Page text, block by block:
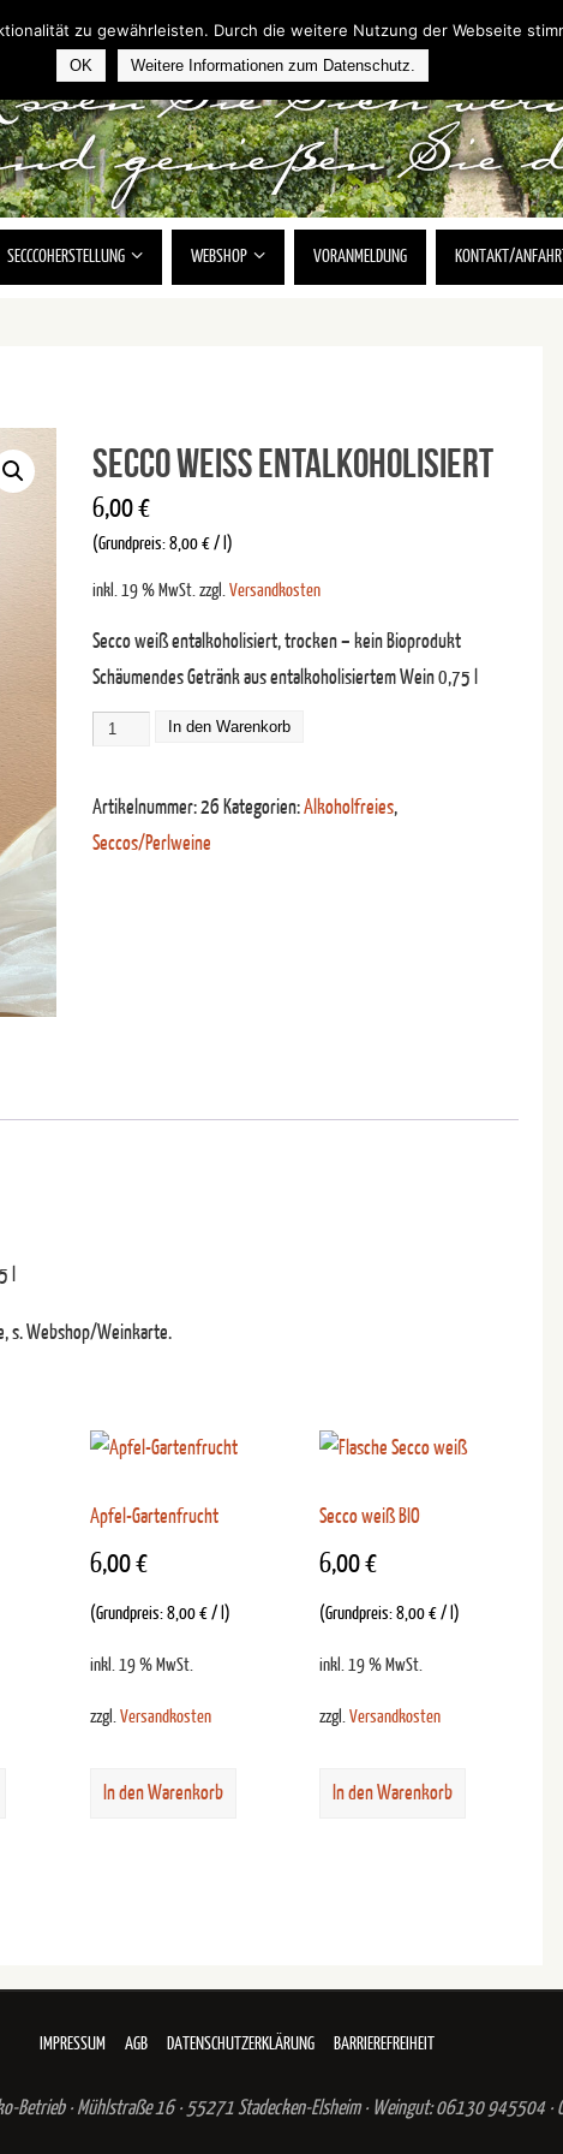
SECCCOHERSTELLUNG WEBSHOP VORANMELDUNG KONTAKT/
Secco weiß entalkoholisiert
6,00€
(Grundpreis:8,00€/ )
inkl. 19 % MwSt.zzgl.Versandkosten
Secco weiß entalkoholisiert, trocken – kein Bioprodukt
Schäumendes Getränk aus entalkoholisiertem Wein 0,75 l
In den Warenkorb
Artikelnummer:26 Kategorien:Alkoholfreies,
Seccos/Perlweine
l
s. Webshop/Weinkarte.
Apfel-Gartenfrucht
6,00€
(Grundpreis:8,00€/l)
inkl. 19 % MwSt.
zzgl.Versandkosten
In den Warenkorb
Secco weiß BIO
6,00€
(Grundpreis:8,00€/l)
inkl. 19 % MwSt.
zzgl.Versandkosten
In den Warenkorb
IMPRESSUM AGB DATENSCHUTZERKLÄRUNG BARRIEREFREIHEIT
Betrieb · Mühlstraße 16 · 55271 Stadecken-Elsheim · Weingut: 06130 945504
zu gewährleisten. Durch die weitere Nutzung der Webseite
OK Weitere Informationen zum Datenschutz.